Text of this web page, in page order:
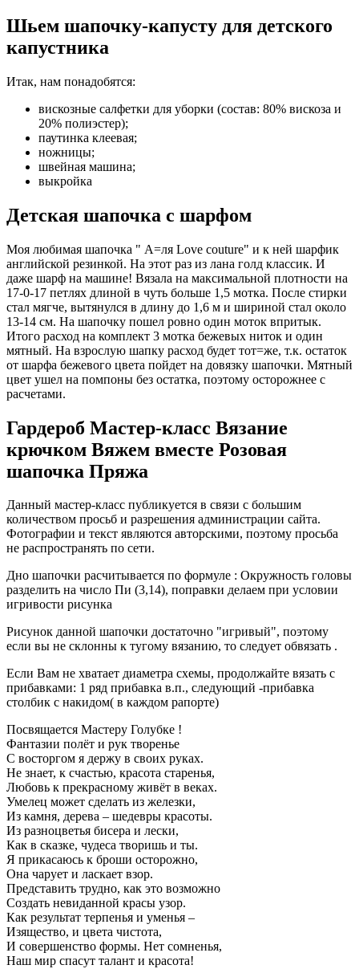
Шьем шапочку-капусту для детского
капустника
Итак, нам понадобятся:
вискозные салфетки для уборки (состав: 80% вискоза и
20% полиэстер);
паутинка клеевая;
ножницы;
швейная машина;
выкройка
Детская шапочка с шарфом
Моя любимая шапочка " А=ля Love couture" и к ней шарфик
английской резинкой. На этот раз из лана голд классик. И
даже шарф на машине! Вязала на максимальной плотности на
17-0-17 петлях длиной в чуть больше 1,5 мотка. После стирки
стал мягче, вытянулся в длину до 1,6 м и шириной стал около
13-14 см. На шапочку пошел ровно один моток впритык.
Итого расход на комплект 3 мотка бежевых ниток и один
мятный. На взрослую шапку расход будет тот=же, т.к. остаток
от шарфа бежевого цвета пойдет на довязку шапочки. Мятный
цвет ушел на помпоны без остатка, поэтому осторожнее с
расчетами.
Гардероб Мастер-класс Вязание
крючком Вяжем вместе Розовая
шапочка Пряжа
Данный мастер-класс публикуется в связи с большим
количеством просьб и разрешения администрации сайта.
Фотографии и текст являются авторскими, поэтому просьба
не распространять по сети.
Дно шапочки расчитывается по формуле : Окружность головы
разделить на число Пи (3,14), поправки делаем при условии
игривости рисунка
Рисунок данной шапочки достаточно "игривый", поэтому
если вы не склонны к тугому вязанию, то следует обвязать .
Если Вам не хватает диаметра схемы, продолжайте вязать с
прибавками: 1 ряд прибавка в.п., следующий -прибавка
столбик с накидом( в каждом рапорте)
Посвящается Мастеру Голубке !
Фантазии полёт и рук творенье
С восторгом я держу в своих руках.
Не знает, к счастью, красота старенья,
Любовь к прекрасному живёт в веках.
Умелец может сделать из железки,
Из камня, дерева – шедевры красоты.
Из разноцветья бисера и лески,
Как в сказке, чудеса творишь и ты.
Я прикасаюсь к броши осторожно,
Она чарует и ласкает взор.
Представить трудно, как это возможно
Создать невиданной красы узор.
Как результат терпенья и уменья –
Изящество, и цвета чистота,
И совершенство формы. Нет сомненья,
Наш мир спасут талант и красота!